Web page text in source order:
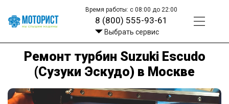
Время работы: с 08:00 до 22:00
8 (800) 555-93-61
Выбрать сервис
Ремонт турбин Suzuki Escudo
(Сузуки Эскудо) в Москве